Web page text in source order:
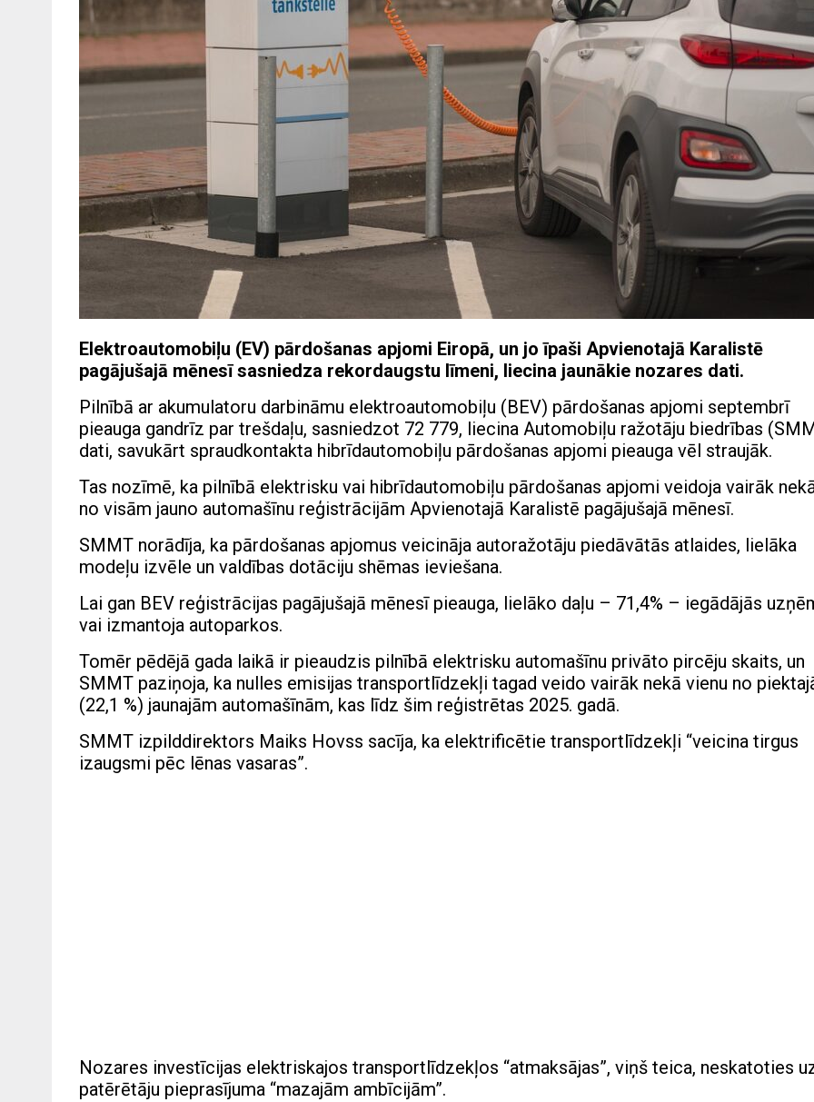
Elektroautomobiļu (EV) pārdošanas apjomi Eiropā, un jo īpaši Apvienotajā Karalistē
pagājušajā mēnesī sasniedza rekordaugstu līmeni, liecina jaunākie nozares dati.
Pilnībā ar akumulatoru darbināmu elektroautomobiļu (BEV) pārdošanas apjomi septembrī
pieauga gandrīz par trešdaļu, sasniedzot 72 779, liecina Automobiļu ražotāju biedrības
dati, savukārt spraudkontakta hibrīdautomobiļu pārdošanas apjomi pieauga vēl straujāk.
Tas nozīmē, ka pilnībā elektrisku vai hibrīdautomobiļu pārdošanas apjomi veidoja vairāk
no visām jauno automašīnu reģistrācijām Apvienotajā Karalistē pagājušajā mēnesī.
SMMT norādīja, ka pārdošanas apjomus veicināja autoražotāju piedāvātās atlaides, lielāka
modeļu izvēle un valdības dotāciju shēmas ieviešana.
Lai gan BEV reģistrācijas pagājušajā mēnesī pieauga, lielāko daļu – 71,4% – iegādājās
vai izmantoja autoparkos.
Tomēr pēdējā gada laikā ir pieaudzis pilnībā elektrisku automašīnu privāto pircēju skaits, un
SMMT paziņoja, ka nulles emisijas transportlīdzekļi tagad veido vairāk nekā vienu no
(22,1 %) jaunajām automašīnām, kas līdz šim reģistrētas 2025. gadā.
SMMT izpilddirektors Maiks Hovss sacīja, ka elektrificētie transportlīdzekļi “veicina tirgus
izaugsmi pēc lēnas vasaras”.
Nozares investīcijas elektriskajos transportlīdzekļos “atmaksājas”, viņš teica, neskatoties
patērētāju pieprasījuma “mazajām ambīcijām”.